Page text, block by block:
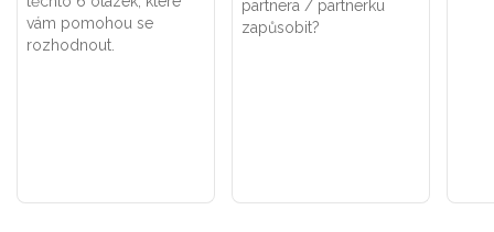
vám pomohou se
rozhodnout.
partnera / partnerku
zapůsobit?